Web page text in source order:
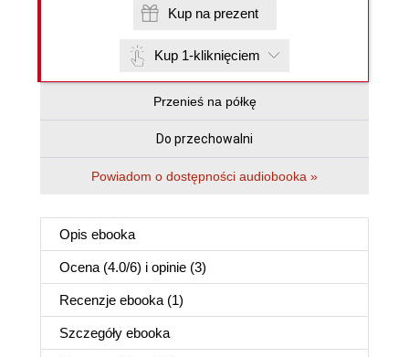
Kup na prezent
Kup 1-kliknięciem
Przenieś na półkę
Do przechowalni
Powiadom o dostępności audiobooka »
Opis ebooka
Ocena (4.0/6) i opinie (3)
Recenzje ebooka (1)
Szczegóły ebooka